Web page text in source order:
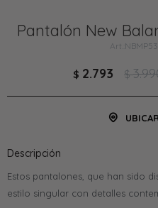
Pantalón New
$ 2.793 $
Descripción
Estos pantalones, que han sido
estilo singular con detalles